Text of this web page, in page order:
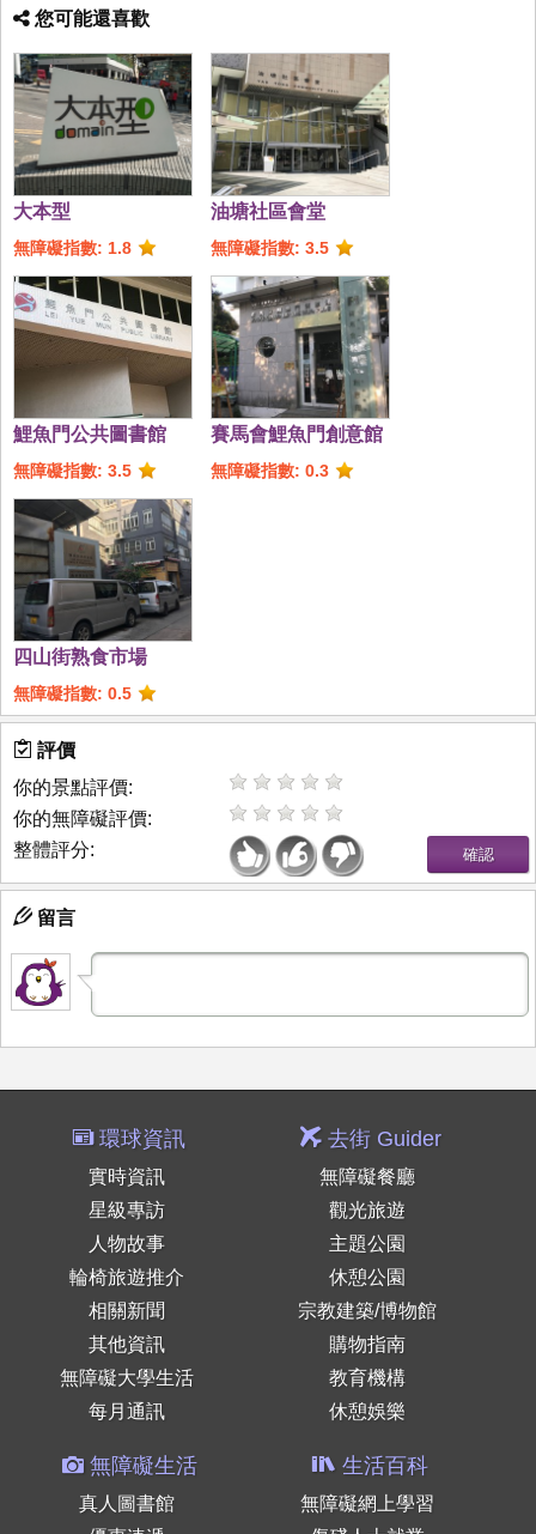
您可能還喜歡
大本型
無障礙指數: 1.8
油塘社區會堂
無障礙指數: 3.5
鯉魚門公共圖書館
無障礙指數: 3.5
賽馬會鯉魚門創意館
無障礙指數: 0.3
四山街熟食市場
無障礙指數: 0.5
評價
你的景點評價:
你的無障礙評價:
整體評分:
留言
環球資訊
實時資訊
星級專訪
人物故事
輪椅旅遊推介
相關新聞
其他資訊
無障礙大學生活
每月通訊
去街 Guider
無障礙餐廳
觀光旅遊
主題公園
休憩公園
宗教建築/博物館
購物指南
教育機構
休憩娛樂
無障礙生活
真人圖書館
生活百科
無障礙網上學習